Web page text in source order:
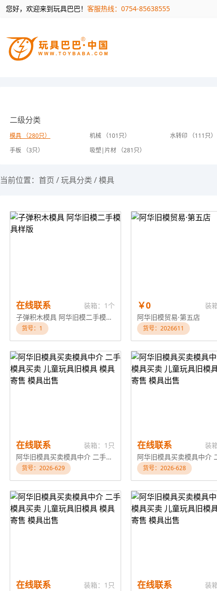
您好，欢迎来到玩具巴巴！ 客服热线：0754-85638555
二级分类
模具 （280只） 机械 （101只）
水转印 （111只）
手板 （3只）
吸塑|片材 （281只）
当前位置： 首页 /玩具分类 /模具
在线联系
装箱：1个
子弹积木模具 阿华旧模二手模具样版
货号：1
￥0
装
阿华旧模贸易·第五店
货号：2026611
在线联系
装箱：1只
阿华旧模具买卖模具中介 二手模具买卖 儿童玩具旧模具 模具寄售 模具出售
货号：2026-629
在线联系 装
货号：2026-628
在线联系
装箱：1只
在线联系 装